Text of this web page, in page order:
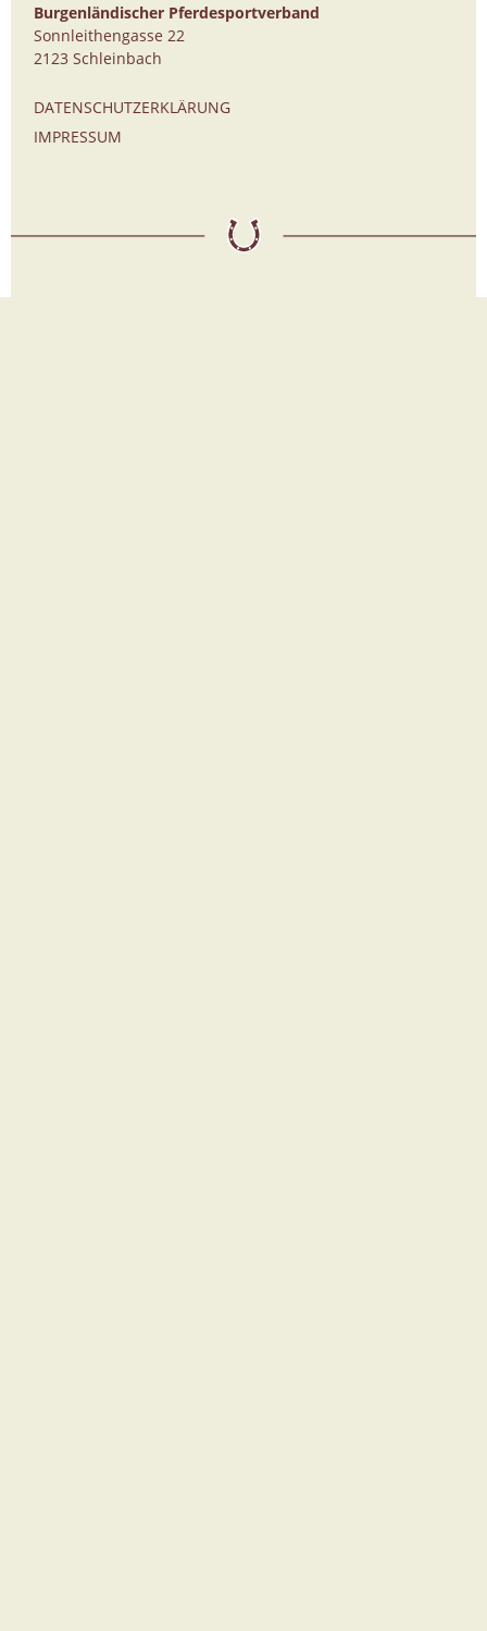
Burgenländischer Pferdesportverband
Sonnleithengasse 22
2123 Schleinbach
DATENSCHUTZERKLÄRUNG
IMPRESSUM